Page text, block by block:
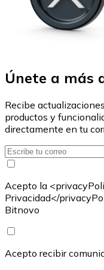
Únete a más
Recibe
productos y
directamente en tu
Acepto la
Privacidad</
Bitnovo
Acepto recibir